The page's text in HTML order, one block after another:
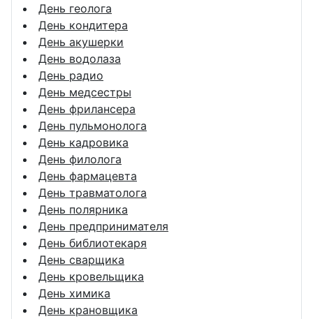
День геолога
День кондитера
День акушерки
День водолаза
День радио
День медсестры
День фрилансера
День пульмонолога
День кадровика
День филолога
День фармацевта
День травматолога
День полярника
День предпринимателя
День библиотекаря
День сварщика
День кровельщика
День химика
День крановщика